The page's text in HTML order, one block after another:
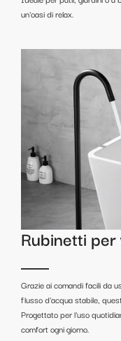
un'oasi di relax.
Rubinetti per
Grazie ai comandi facili da
flusso d'acqua stabile,
Progettato per l'uso
comfort ogni giorno.